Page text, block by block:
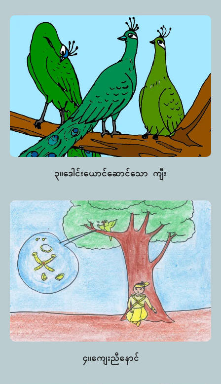
၃။ဒေါင်းယောင်ဆောင်သော ကျီး
၄။ကျေးညီနောင်